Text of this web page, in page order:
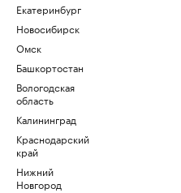
Екатеринбург
Новосибирск
Омск
Башкортостан
Вологодская
область
Калининград
Краснодарский
край
Нижний
Новгород